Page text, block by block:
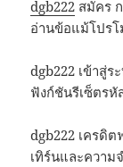
dgb222 สมัคร
อ่านข้อแม้โปร
dgb222 เข้าสู่
ฟังก์ชันรีเซ็ตร
dgb222 เครดิ
เทิร์นและควา